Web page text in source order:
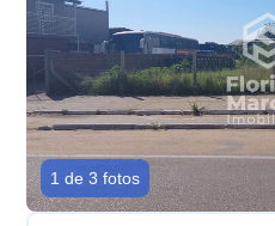
1 de 3 fotos